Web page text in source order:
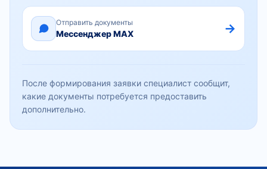
Отправить документы
Мессенджер MAX →
После формирования заявки специалист сообщит,
какие документы потребуется предоставить
дополнительно.